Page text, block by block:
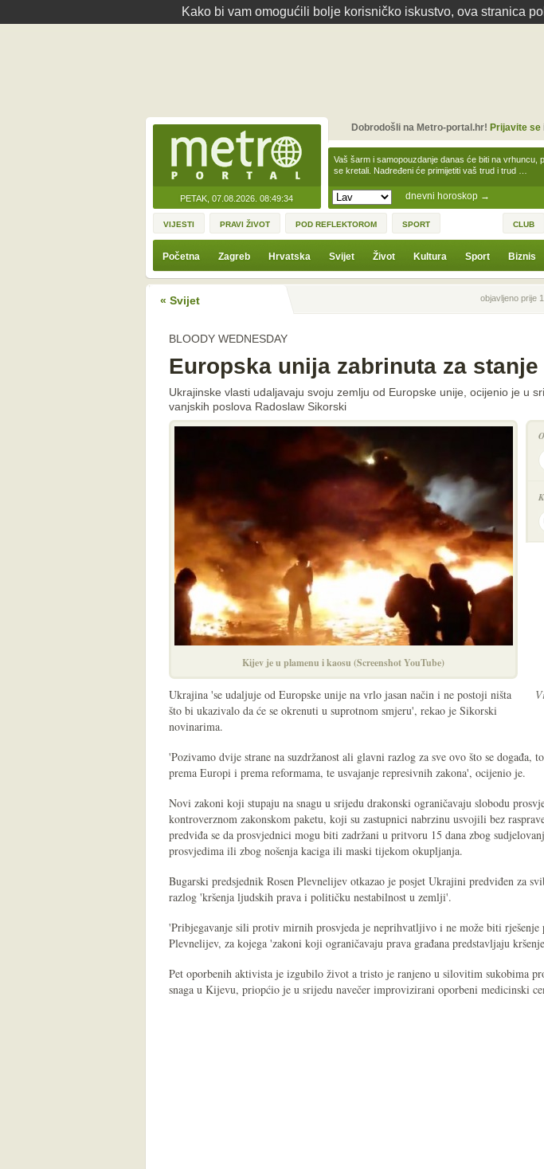
Kako bi vam omogućili bolje korisničko iskustvo, ova stranica
PETAK, 07.08.2026. 08:49:34 dnevni horoskop →
Vaš šarm i samopouzdanje danas će biti na vrhuncu,
se kretali. Nadređeni će primijetiti vaš trud i trud …
Dobrodošli na Metro-portal.hr! Prijavite se
VIJESTI PRAVI ŽIVOT POD REFLEKTOROM SPORT CLUB
Početna Zagreb Hrvatska Svijet Život Kultura Sport Biznis
« Svijet Prethodna vijestobjavljeno prije
BLOODY WEDNESDAY
Europska unija zabrinuta za
Ukrajinske vlasti udaljavaju svoju zemlju od Europske unije, ocijenio je u
vanjskih poslova Radoslaw Sikorski
Kijev je u plamenu i kaosu (Screenshot YouTube)
Ukrajina 'se udaljuje od Europske unije na vrlo jasan način i ne postoji ništa
što bi ukazivalo da će se okrenuti u suprotnom smjeru', rekao je Sikorski
novinarima.
'Pozivamo dvije strane na suzdržanost ali glavni razlog za sve ovo što se događa,
prema Europi i prema reformama, te usvajanje represivnih zakona', ocijenio je.
Novi zakoni koji stupaju na snagu u srijedu drakonski ograničavaju slobodu
kontroverznom zakonskom paketu, koji su zastupnici nabrzinu usvojili bez
predviđa se da prosvjednici mogu biti zadržani u pritvoru 15 dana zbog
prosvjedima ili zbog nošenja kaciga ili maski tijekom okupljanja.
Bugarski predsjednik Rosen Plevnelijev otkazao je posjet Ukrajini predviđen za
razlog 'kršenja ljudskih prava i političku nestabilnost u zemlji'.
'Pribjegavanje sili protiv mirnih prosvjeda je neprihvatljivo i ne može biti
Plevnelijev, za kojega 'zakoni koji ograničavaju prava građana predstavljaju
Pet oporbenih aktivista je izgubilo život a tristo je ranjeno u silovitim sukobima
snaga u Kijevu, priopćio je u srijedu navečer improvizirani oporbeni medicinski